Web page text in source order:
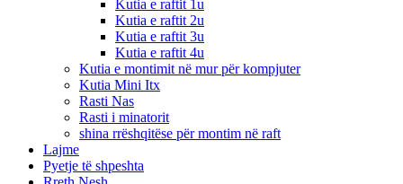
Kutia e raftit 1u
Kutia e raftit 2u
Kutia e raftit 3u
Kutia e raftit 4u
Kutia e montimit në mur për kompjuter
Kutia Mini Itx
Rasti Nas
Rasti i minatorit
shina rrëshqitëse për montim në raft
Lajme
Pyetje të shpeshta